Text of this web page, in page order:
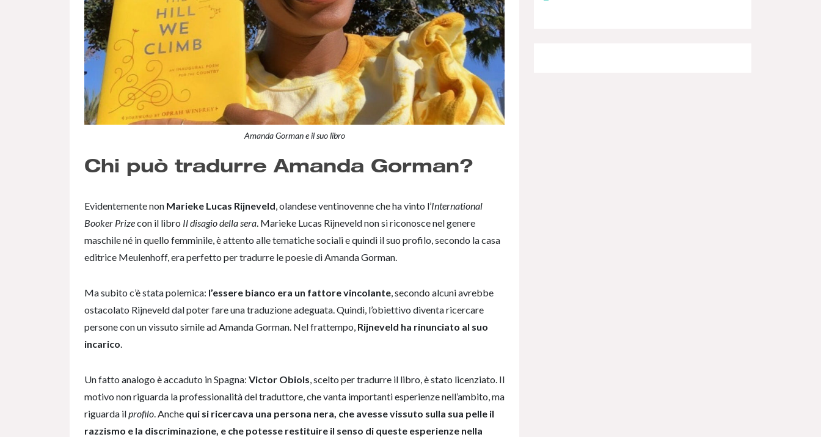
Amanda Gorman e il suo libro
Chi può tradurre Amanda Gorman?
Evidentemente non Marieke Lucas Rijneveld , olandese ventinovenne che ha vinto l’International
Booker Prizecon il libro Il disagio della sera . Marieke Lucas Rijneveld non si riconosce nel genere
maschile né in quello femminile, è attento alle tematiche sociali e quindi il suo profilo, secondo la casa
editrice Meulenhoff, era perfetto per tradurre le poesie di Amanda Gorman.
Ma subito c’è stata polemica: l’essere bianco era un fattore vincolante , secondo alcuni avrebbe
ostacolato Rijneveld dal poter fare una traduzione adeguata. Quindi, l’obiettivo diventa ricercare
persone con un vissuto simile ad Amanda Gorman. Nel frattempo, Rijneveld ha rinunciato al suo
incarico
Un fatto analogo è accaduto in Spagna: Victor Obiols , scelto per tradurre il libro, è stato licenziato. Il
motivo non riguarda la professionalità del traduttore, che vanta importanti esperienze nell’ambito, ma
riguarda ilprofilo . Anche qui si ricercava una persona nera, che avesse vissuto sulla sua pelle il
razzismo e la discriminazione, e che potesse restituire il senso di queste esperienze nella